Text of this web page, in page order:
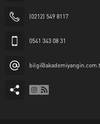
(0212) 549 8117
0541 343 08 31